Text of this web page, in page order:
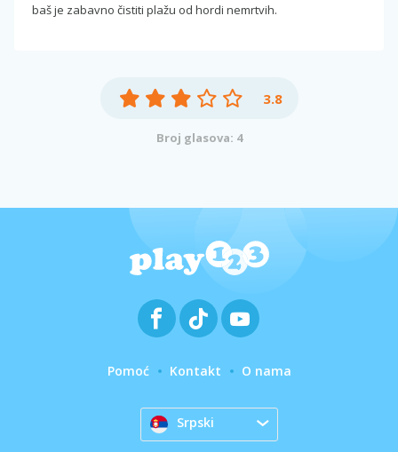
baš je zabavno čistiti plažu od hordi nemrtvih.
3.8
Broj glasova: 4
Pomoć Kontakt O nama
Srpski